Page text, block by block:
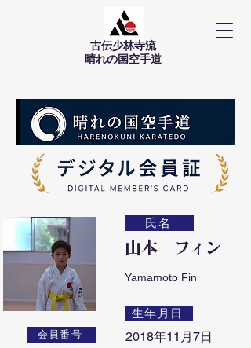
古伝少林寺流
​晴れの国空手道
会員番号
氏名
山本 フィン
Yamamoto Fin
生年月日
2018年11月7日